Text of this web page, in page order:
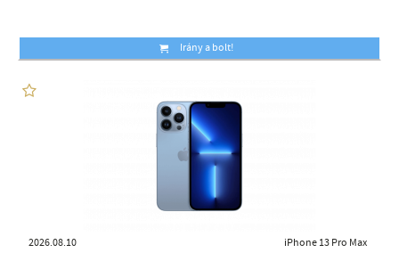
Irány a bolt!
2026.08.10 iPhone 13 Pro Max